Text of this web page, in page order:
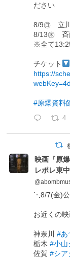
ださい
8/9㊐ 立川
8/13㊍ 斉
※全て
チケット
https://
#原爆資料
4
映画『原
レポレ東
⋱8/7(金)
お近くの映
神奈川#あ
栃木#小山
佐賀#シア